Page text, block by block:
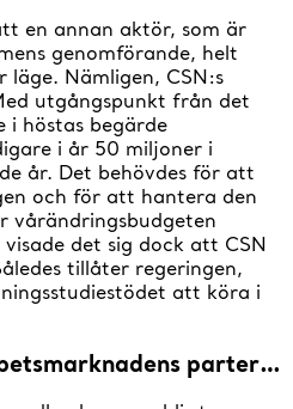
en annan aktör, som är
genomförande, helt
Nämligen, CSN:s
utgångspunkt från det
i höstas begärde
i år 50 miljoner i
år. Det behövdes för att
och för att hantera den
vårändringsbudgeten
det sig dock att CSN
tillåter regeringen,
att köra i
parter…